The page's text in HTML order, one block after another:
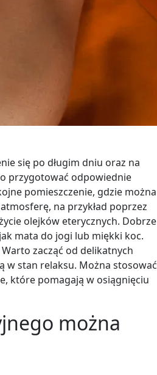
się po długim dniu oraz na
przygotować odpowiednie
pomieszczenie, gdzie można
na przykład poprzez
olejków eterycznych. Dobrze
mata do jogi lub miękki koc.
zacząć od delikatnych
w stan relaksu. Można stosować
które pomagają w osiągnięciu
można